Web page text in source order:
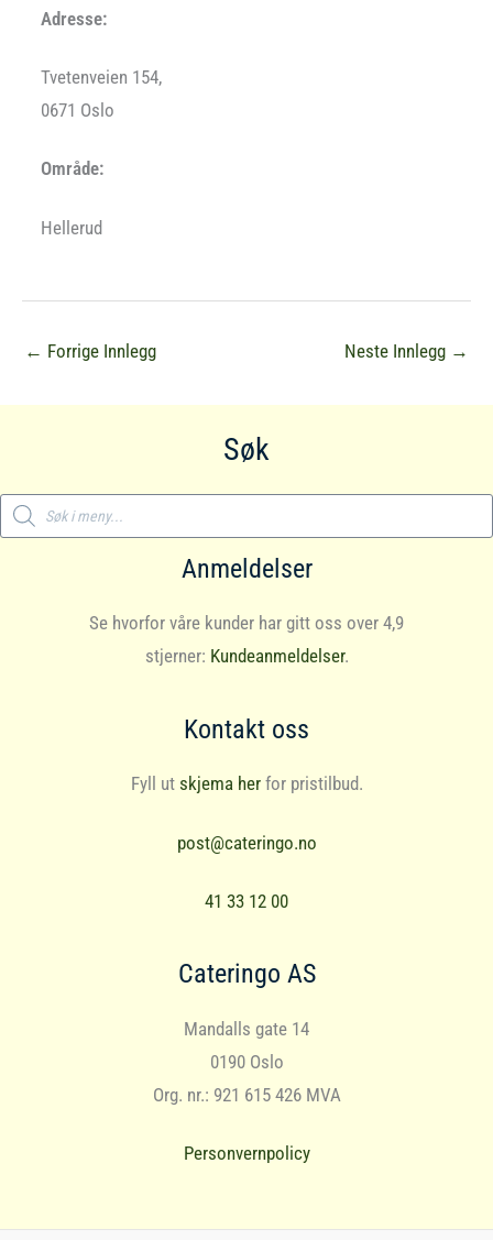
Adresse:
Tvetenveien 154,
0671 Oslo
Område:
Hellerud
← Forrige Innlegg Neste Innlegg →
Søk
Products
search
Anmeldelser
Se hvorfor våre kunder har gitt oss over 4,9
stjerner: Kundeanmeldelser.
Kontakt oss
Fyll ut skjema herfor pristilbud.
post@cateringo.no
41 33 12 00
Cateringo AS
Mandalls gate 14
0190 Oslo
Org. nr.: 921 615 426 MVA
Personvernpolicy